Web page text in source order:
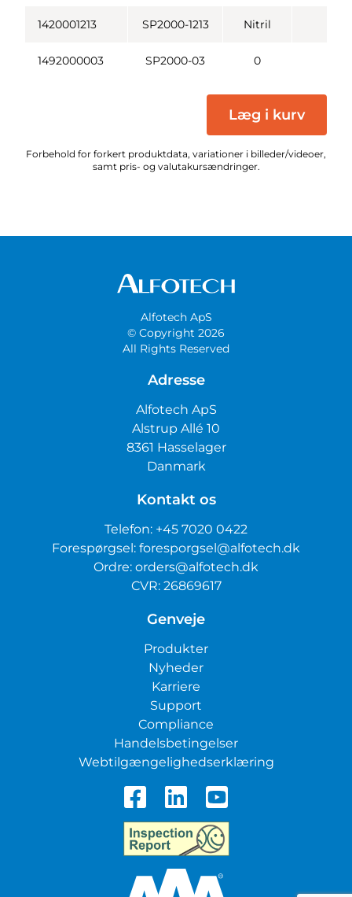
1420001213 SP2000-1213 Nitril
1492000003 SP2000-03 0
Læg i kurv
Forbehold for forkert produktdata, variationer i billeder/videoer,
samt pris- og valutakursændringer.
Alfotech ApS
© Copyright 2026
All Rights Reserved
Adresse
Alfotech ApS
Alstrup Allé 10
8361 Hasselager
Danmark
Kontakt os
Telefon: +45 7020 0422
Forespørgsel: foresporgsel@alfotech.dk
Ordre: orders@alfotech.dk
CVR: 26869617
Genveje
Produkter
Nyheder
Karriere
Support
Compliance
Handelsbetingelser
Webtilgængelighedserklæring